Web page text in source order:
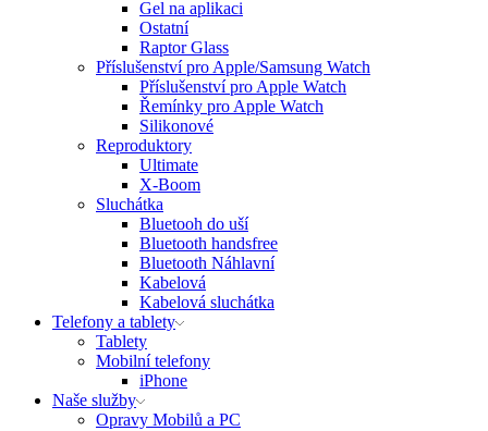
Gel na aplikaci
Ostatní
Raptor Glass
Příslušenství pro Apple/Samsung Watch
Příslušenství pro Apple Watch
Řemínky pro Apple Watch
Silikonové
Reproduktory
Ultimate
X-Boom
Sluchátka
Bluetooh do uší
Bluetooth handsfree
Bluetooth Náhlavní
Kabelová
Kabelová sluchátka
Telefony a tablety
Tablety
Mobilní telefony
iPhone
Naše služby
Opravy Mobilů a PC